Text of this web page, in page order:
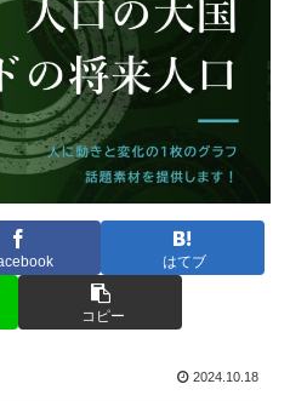
はてブ
コピー
2024.10.18